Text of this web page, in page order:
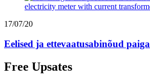
17/07/20
Eelised ja ettevaatusabinõud
Free Upsates